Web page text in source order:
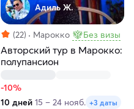
Адиль Ж.
(22) Марокко Без визы
Авторский тур в Марокко:
полупансион
-10%
10 дней 15 – 24 нояб. +3 даты